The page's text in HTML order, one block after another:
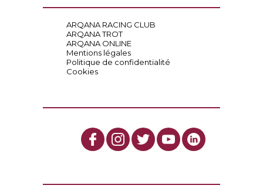
ARQANA RACING CLUB
ARQANA TROT
ARQANA ONLINE
Mentions légales
Politique de confidentialité
Cookies